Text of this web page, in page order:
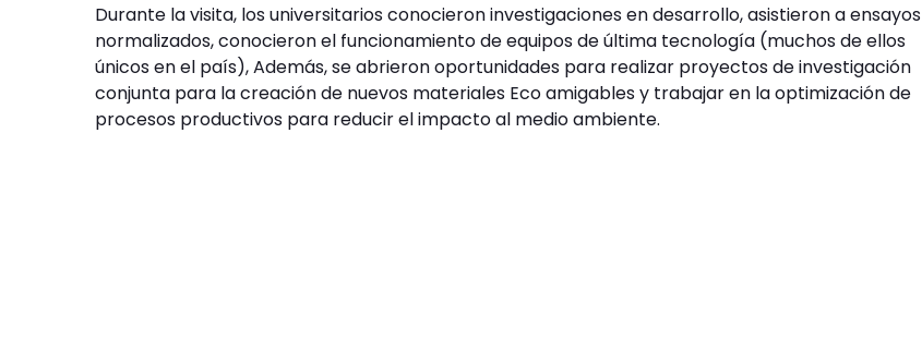
Durante la visita, los universitarios conocieron investigaciones en desarrollo, asistieron a ensayos
normalizados, conocieron el funcionamiento de equipos de última tecnología (muchos de ellos
únicos en el país), Además, se abrieron oportunidades para realizar proyectos de investigación
conjunta para la creación de nuevos materiales Eco amigables y trabajar en la optimización de
procesos productivos para reducir el impacto al medio ambiente.